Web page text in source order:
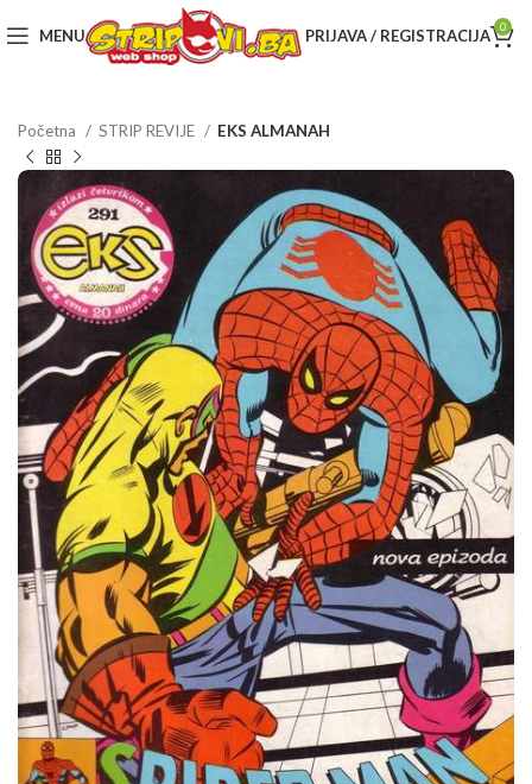
MENU PRIJAVA / REGISTRACIJA 0
Početna STRIP REVIJE EKS ALMANAH